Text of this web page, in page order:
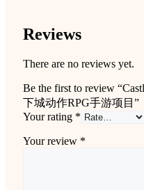
Reviews
There are no reviews yet.
Be the first to review
下城动作RPG手游项目”
Your rating *
Your review *